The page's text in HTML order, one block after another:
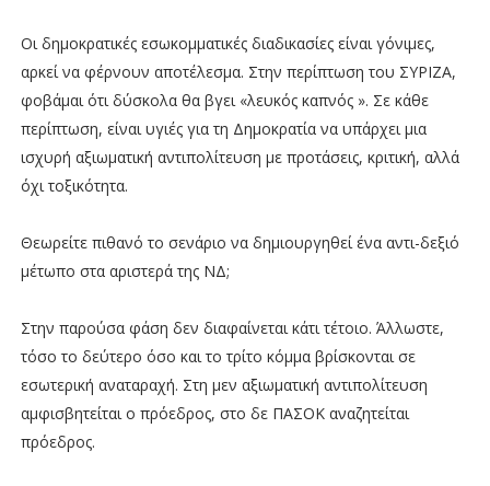
Οι δημοκρατικές εσωκομματικές διαδικασίες είναι γόνιμες,
αρκεί να φέρνουν αποτέλεσμα. Στην περίπτωση του ΣΥΡΙΖΑ,
φοβάμαι ότι δύσκολα θα βγει «λευκός καπνός ». Σε κάθε
περίπτωση, είναι υγιές για τη Δημοκρατία να υπάρχει μια
ισχυρή αξιωματική αντιπολίτευση με προτάσεις, κριτική, αλλά
όχι τοξικότητα.
Θεωρείτε πιθανό το σενάριο να δημιουργηθεί ένα αντι-δεξιό
μέτωπο στα αριστερά της ΝΔ;
Στην παρούσα φάση δεν διαφαίνεται κάτι τέτοιο. Άλλωστε,
τόσο το δεύτερο όσο και το τρίτο κόμμα βρίσκονται σε
εσωτερική αναταραχή. Στη μεν αξιωματική αντιπολίτευση
αμφισβητείται ο πρόεδρος, στο δε ΠΑΣΟΚ αναζητείται
πρόεδρος.